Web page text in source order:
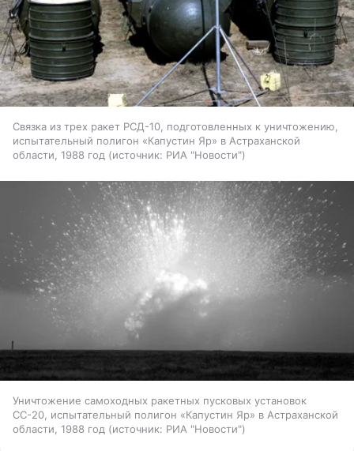
Связка из трех ракет РСД-10, подготовленных к уничтожению,
испытательный полигон «Капустин Яр» в Астраханской
области, 1988 год
источник: РИА "Новости"
Уничтожение самоходных ракетных пусковых установок
СС-20, испытательный полигон «Капустин Яр» в Астраханской
области, 1988 год
источник: РИА "Новости"